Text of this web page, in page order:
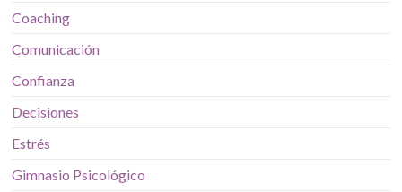
Coaching
Comunicación
Confianza
Decisiones
Estrés
Gimnasio Psicológico